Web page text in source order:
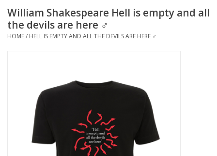
Tasjes
Verkooppunten
William Shakespeare Hell is empty and all
the devils are here ♂
HOME/ HELL IS EMPTY AND ALL THE DEVILS ARE HERE ♂